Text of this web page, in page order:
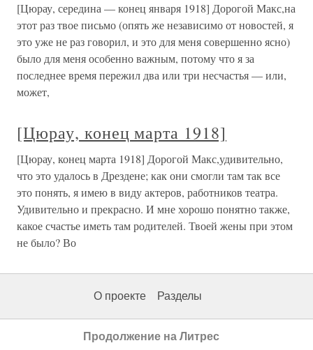
[Цюрау, середина — конец января 1918] Дорогой Макс,на
этот раз твое письмо (опять же независимо от новостей, я
это уже не раз говорил, и это для меня совершенно ясно)
было для меня особенно важным, потому что я за
последнее время пережил два или три несчастья — или,
может,
[Цюрау, конец марта 1918]
[Цюрау, конец марта 1918] Дорогой Макс,удивительно,
что это удалось в Дрездене; как они смогли там так все
это понять, я имею в виду актеров, работников театра.
Удивительно и прекрасно. И мне хорошо понятно также,
какое счастье иметь там родителей. Твоей жены при этом
не было? Во
О проекте Разделы
Продолжение на Литрес